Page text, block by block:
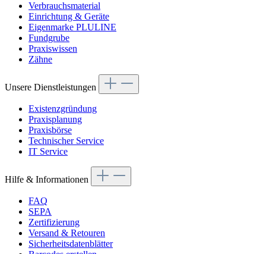
Verbrauchsmaterial
Einrichtung & Geräte
Eigenmarke PLULINE
Fundgrube
Praxiswissen
Zähne
Unsere Dienstleistungen
Existenzgründung
Praxisplanung
Praxisbörse
Technischer Service
IT Service
Hilfe & Informationen
FAQ
SEPA
Zertifizierung
Versand & Retouren
Sicherheitsdatenblätter